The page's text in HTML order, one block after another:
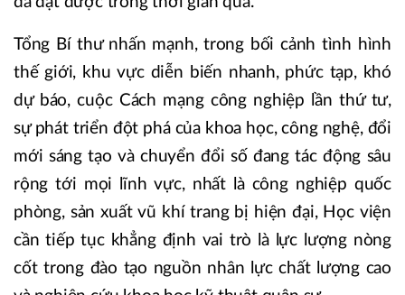
Tổng Bí thư nhấn mạnh, trong bối cảnh tình hình
thế giới, khu vực diễn biến nhanh, phức tạp, khó
dự báo, cuộc Cách mạng công nghiệp lần thứ tư,
sự phát triển đột phá của khoa học, công nghệ, đổi
mới sáng tạo và chuyển đổi số đang tác động sâu
rộng tới mọi lĩnh vực, nhất là công nghiệp quốc
phòng, sản xuất vũ khí trang bị hiện đại, Học viện
cần tiếp tục khẳng định vai trò là lực lượng nòng
cốt trong đào tạo nguồn nhân lực chất lượng cao